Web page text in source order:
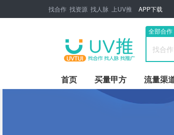
找合作 找资源 找人脉 上UV推 APP下载
全部合作
首页 买量甲方 流量渠